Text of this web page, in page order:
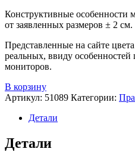
Конструктивные особенности
от заявленных размеров ± 2 см.
Представленные на сайте
реальных, ввиду особенностей
мониторов.
В корзину
Артикул: 51089 Категории:
Детали
Детали